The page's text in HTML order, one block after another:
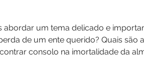
abordar um tema delicado e
de um ente querido? Quais são
consolo na imortalidade da